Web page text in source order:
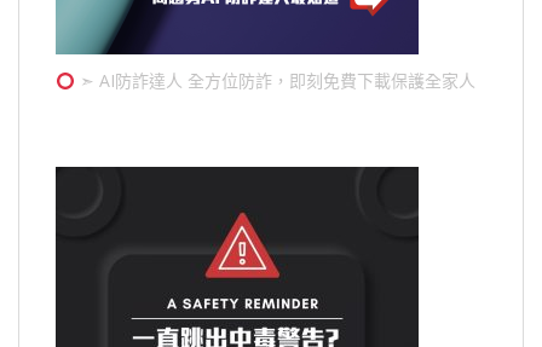
➣ AI防詐達人 全方位防詐，即刻免費下載保護全家人